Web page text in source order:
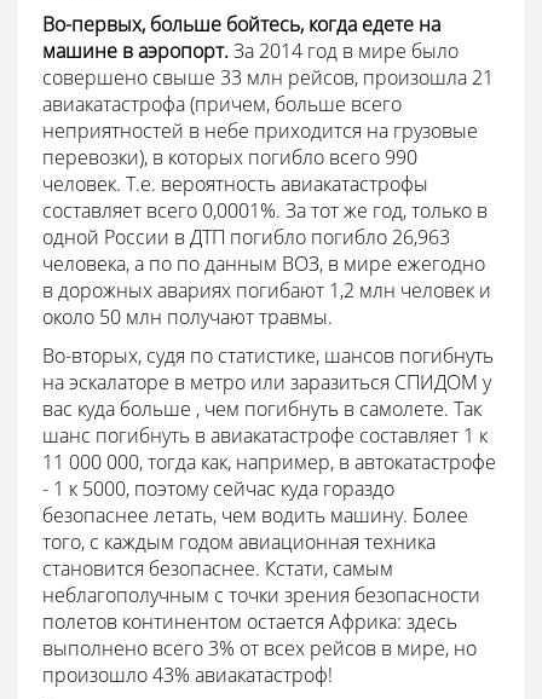
Во-первых, больше бойтесь, когда едете на
машине в аэропорт.За 2014 год в мире было
совершено свыше 33 млн рейсов, произошла 21
авиакатастрофа (причем, больше всего
неприятностей в небе приходится на грузовые
перевозки), в которых погибло всего 990
человек. Т.е. вероятность авиакатастрофы
составляет всего 0,0001%. За тот же год, только в
одной России в ДТП погибло погибло 26,963
человека, а по по данным ВОЗ, в мире ежегодно
в дорожных авариях погибают 1,2 млн человек и
около 50 млн получают травмы.
Во-вторых, судя по статистике, шансов погибнуть
на эскалаторе в метро или заразиться СПИДОМ у
вас куда больше , чем погибнуть в самолете. Так
шанс погибнуть в авиакатастрофе составляет 1 к
11 000 000, тогда как, например, в автокатастрофе
- 1 к 5000, поэтому сейчас куда гораздо
безопаснее летать, чем водить машину. Более
того, с каждым годом авиационная техника
становится безопаснее. Кстати, самым
неблагополучным с точки зрения безопасности
полетов континентом остается Африка: здесь
выполнено всего 3% от всех рейсов в мире, но
произошло 43% авиакатастроф!